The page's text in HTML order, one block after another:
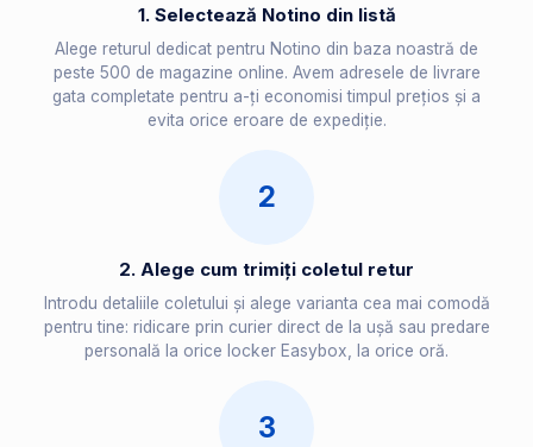
1. Selectează Notino din listă
Alege returul dedicat pentru Notino din baza noastră de
peste 500 de magazine online. Avem adresele de livrare
gata completate pentru a-ți economisi timpul prețios și a
evita orice eroare de expediție.
2
2. Alege cum trimiți coletul retur
Introdu detaliile coletului și alege varianta cea mai comodă
pentru tine: ridicare prin curier direct de la ușă sau predare
personală la orice locker Easybox, la orice oră.
3